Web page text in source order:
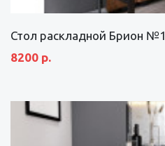
Стол раскладной Брион №1
8200 р.